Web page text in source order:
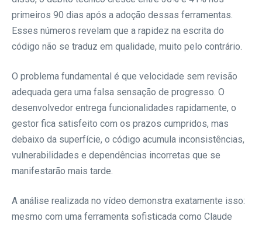
primeiros 90 dias após a adoção dessas ferramentas.
Esses números revelam que a rapidez na escrita do
código não se traduz em qualidade, muito pelo contrário.
O problema fundamental é que velocidade sem revisão
adequada gera uma falsa sensação de progresso. O
desenvolvedor entrega funcionalidades rapidamente, o
gestor fica satisfeito com os prazos cumpridos, mas
debaixo da superfície, o código acumula inconsistências,
vulnerabilidades e dependências incorretas que se
manifestarão mais tarde.
A análise realizada no vídeo demonstra exatamente isso:
mesmo com uma ferramenta sofisticada como Claude